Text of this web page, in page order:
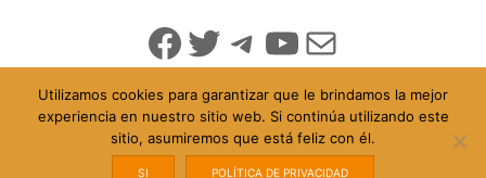
Facebook
Twitter
Telegram
YouTube
Mail
© 2026 Todo Derechos Reservados
Política de Privacidad
info@iicybersecurity.com
Utilizamos cookies para garantizar que le brindamos la mejor
experiencia en nuestro sitio web. Si continúa utilizando este
sitio, asumiremos que está feliz con él.
SI POLÍTICA DE PRIVACIDAD